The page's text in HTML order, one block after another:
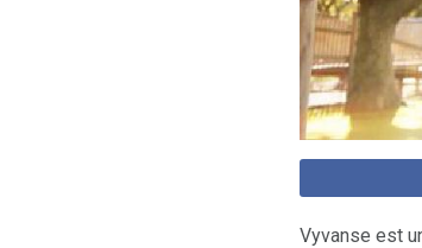
Vyvanse est